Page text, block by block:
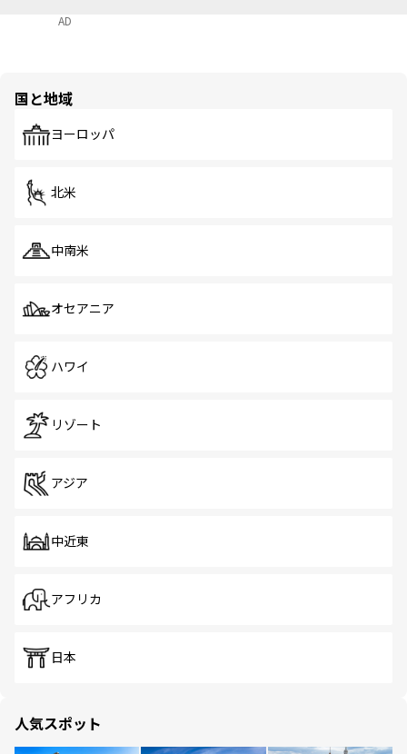
AD
国と地域
ヨーロッパ
北米
中南米
オセアニア
ハワイ
リゾート
アジア
中近東
アフリカ
日本
人気スポット